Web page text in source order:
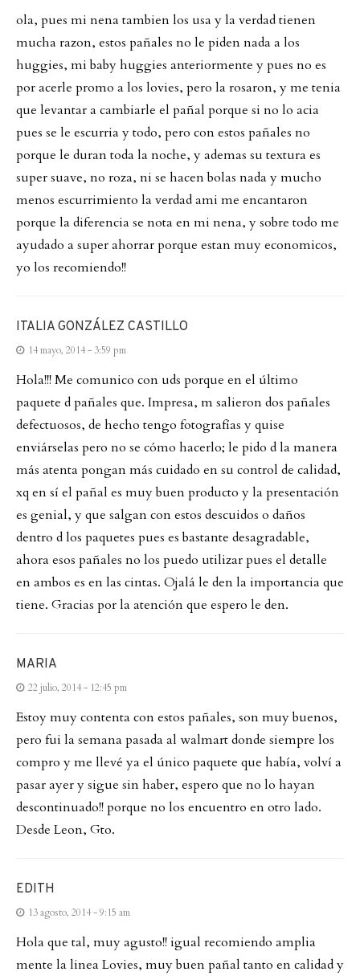
ola, pues mi nena tambien los usa y la verdad tienen
mucha razon, estos pañales no le piden nada a los
huggies, mi baby huggies anteriormente y pues no es
por acerle promo a los lovies, pero la rosaron, y me tenia
que levantar a cambiarle el pañal porque si no lo acia
pues se le escurria y todo, pero con estos pañales no
porque le duran toda la noche, y ademas su textura es
super suave, no roza, ni se hacen bolas nada y mucho
menos escurrimiento la verdad ami me encantaron
porque la diferencia se nota en mi nena, y sobre todo me
ayudado a super ahorrar porque estan muy economicos,
yo los recomiendo!!
ITALIA GONZÁLEZ CASTILLO
14 mayo, 2014 - 3:59 pm
Hola!!! Me comunico con uds porque en el último
paquete d pañales que. Impresa, m salieron dos pañales
defectuosos, de hecho tengo fotografías y quise
enviárselas pero no se cómo hacerlo; le pido d la manera
más atenta pongan más cuidado en su control de calidad,
xq en sí el pañal es muy buen producto y la presentación
es genial, y que salgan con estos descuidos o daños
dentro d los paquetes pues es bastante desagradable,
ahora esos pañales no los puedo utilizar pues el detalle
en ambos es en las cintas. Ojalá le den la importancia que
tiene. Gracias por la atención que espero le den.
MARIA
22 julio, 2014 - 12:45 pm
Estoy muy contenta con estos pañales, son muy buenos,
pero fui la semana pasada al walmart donde siempre los
compro y me llevé ya el único paquete que había, volví a
pasar ayer y sigue sin haber, espero que no lo hayan
descontinuado!! porque no los encuentro en otro lado.
Desde Leon, Gto.
EDITH
13 agosto, 2014 - 9:15 am
Hola que tal, muy agusto!! igual recomiendo amplia
mente la linea Lovies, muy buen pañal tanto en calidad y